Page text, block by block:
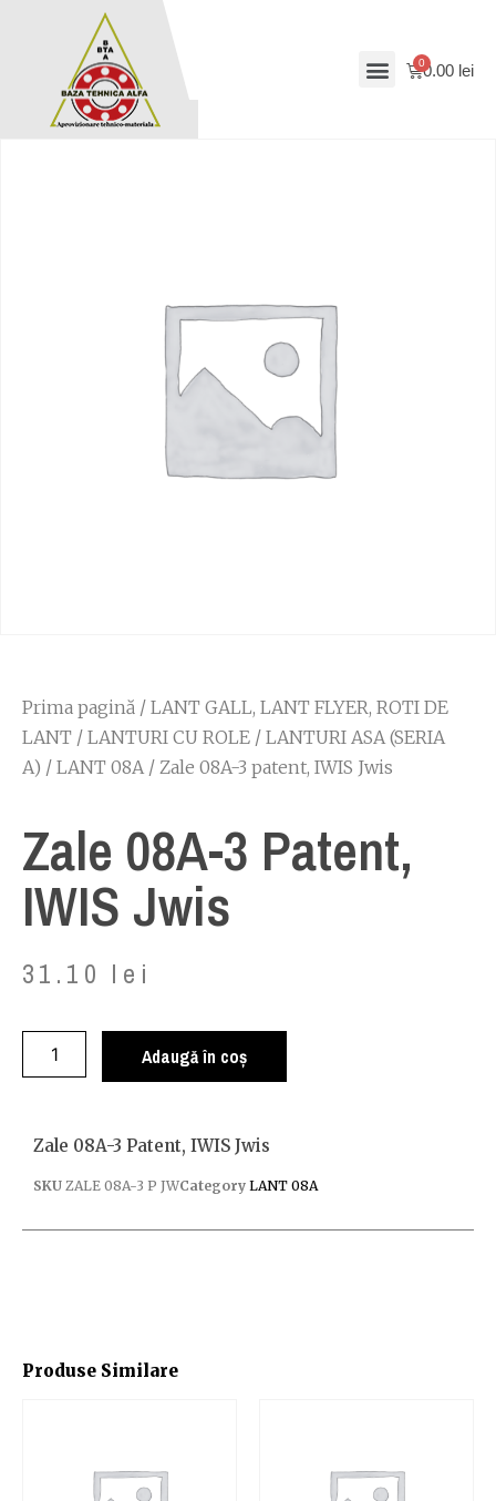
0.00 lei
Prima pagină / LANT GALL, LANT FLYER, ROTI DE
LANT / LANTURI CU ROLE / LANTURI ASA (SERIA
A) / LANT 08A/ Zale 08A-3 patent, IWIS Jwis
Zale 08A-3 Patent,
IWIS Jwis
31.10 lei
Adaugă în coș
Produse Similare
Zale 08A-3 Patent, IWIS Jwis
SKU ZALE 08A-3 P JWCategory LANT 08A